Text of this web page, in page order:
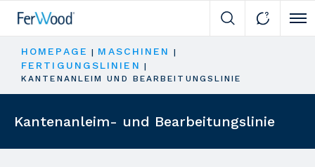
HOMEPAGE | MASCHINEN |
FERTIGUNGSLINIEN |
KANTENANLEIM UND BEARBEITUNGSLINIE
Kantenanleim- und Bearbeitungslinie